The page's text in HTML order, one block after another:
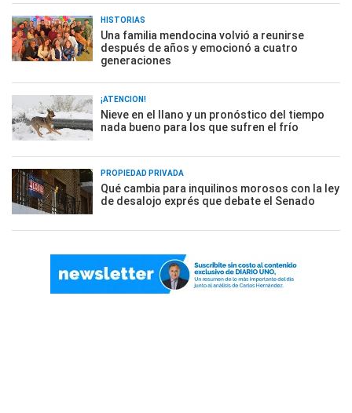
HISTORIAS
Una familia mendocina volvió a reunirse
después de años y emocionó a cuatro
generaciones
¡ATENCIÓN!
Nieve en el llano y un pronóstico del tiempo
nada bueno para los que sufren el frío
PROPIEDAD PRIVADA
Qué cambia para inquilinos morosos con la ley
de desalojo exprés que debate el Senado